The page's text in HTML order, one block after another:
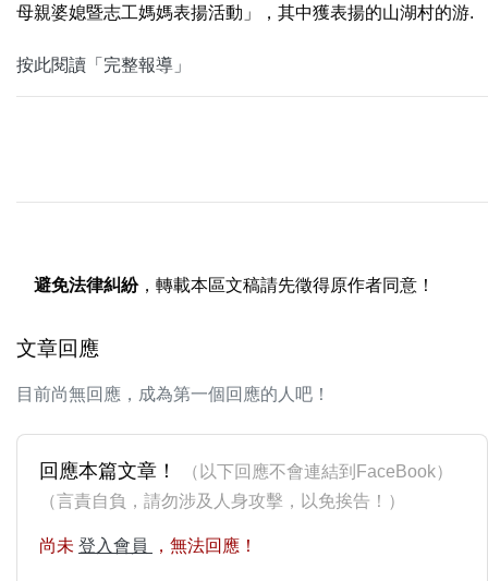
母親婆媳暨志工媽媽表揚活動」，其中獲表揚的山湖村的游.
按此閱讀「完整報導」
避免法律糾紛，轉載本區文稿請先徵得原作者同意！
文章回應
目前尚無回應，成為第一個回應的人吧！
回應本篇文章！
（以下回應不會連結到FaceBook）
（言責自負，請勿涉及人身攻擊，以免挨告！）
尚未 登入會員 ，無法回應！